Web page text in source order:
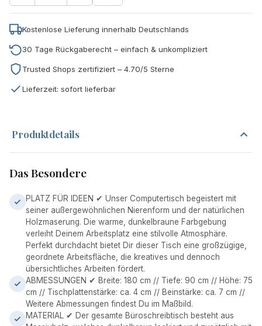
Kostenlose Lieferung innerhalb Deutschlands
30 Tage Rückgaberecht – einfach & unkompliziert
Trusted Shops zertifiziert – 4.70/5 Sterne
Lieferzeit: sofort lieferbar
Produktdetails
Das Besondere
PLATZ FÜR IDEEN ✔ Unser Computertisch begeistert mit
seiner außergewöhnlichen Nierenform und der natürlichen
Holzmaserung. Die warme, dunkelbraune Farbgebung
verleiht Deinem Arbeitsplatz eine stilvolle Atmosphäre.
Perfekt durchdacht bietet Dir dieser Tisch eine großzügige,
geordnete Arbeitsfläche, die kreatives und dennoch
übersichtliches Arbeiten fördert.
ABMESSUNGEN ✔ Breite: 180 cm // Tiefe: 90 cm // Höhe: 75
cm // Tischplattenstärke: ca. 4 cm // Beinstärke: ca. 7 cm //
Weitere Abmessungen findest Du im Maßbild.
MATERIAL ✔ Der gesamte Büroschreibtisch besteht aus